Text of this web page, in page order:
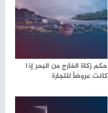
حكم زكاة الخارج من البحر إذا
كانت عروضاٌ للتجارة